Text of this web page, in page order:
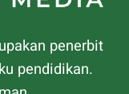
penerbit
pendidikan.